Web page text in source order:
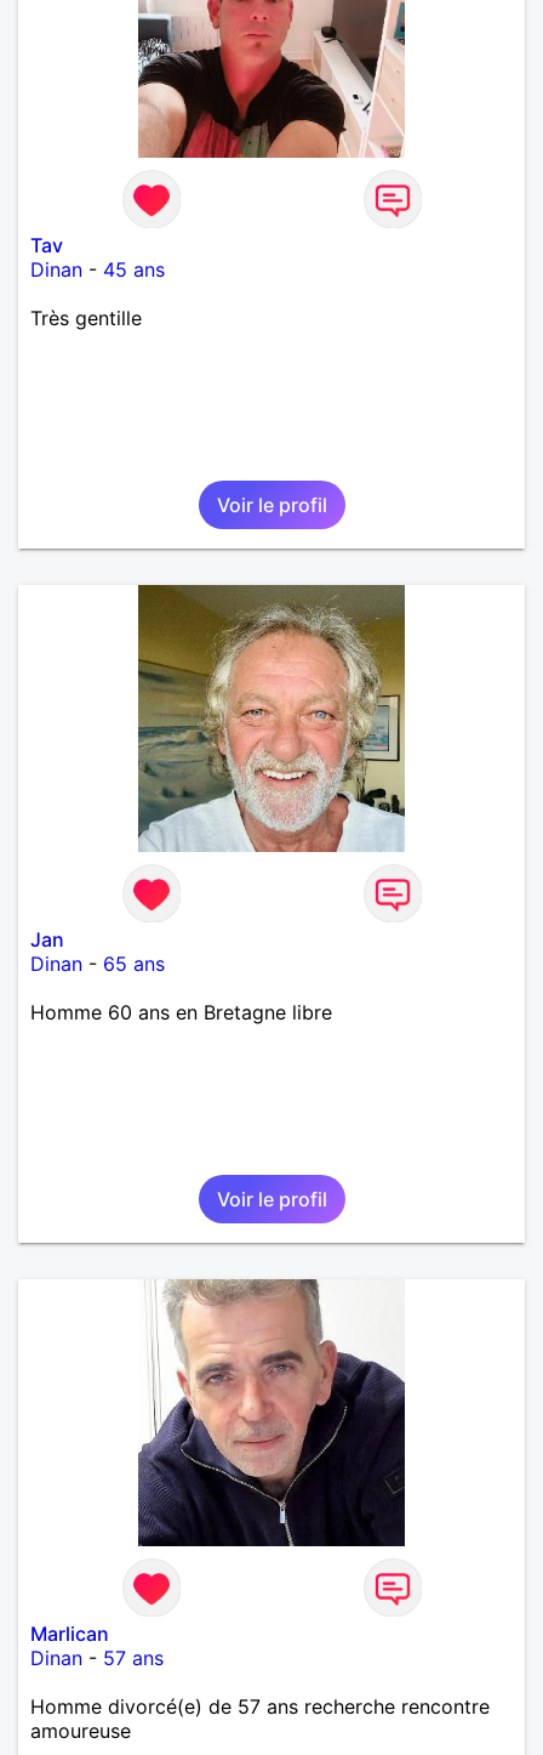
Tav
Dinan - 45 ans
Très gentille
Voir le profil
Jan
Dinan - 65 ans
Homme 60 ans en Bretagne libre
Voir le profil
Marlican
Dinan - 57 ans
Homme divorcé(e) de 57 ans recherche rencontre
amoureuse